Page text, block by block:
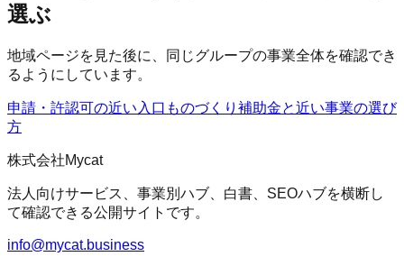
選ぶ
地域ページを見た後に、同じグループの事業全体を確認でき
るようにしています。
申請・許認可の近い入口 ものづくり補助金と近い事業の選び
方
株式会社Mycat
法人向けサービス、事業別ハブ、白書、SEOハブを横断し
て確認できる公開サイトです。
info@mycat.business